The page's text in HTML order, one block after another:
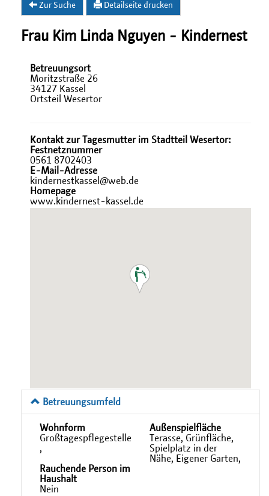
Zur Suche Detailseite drucken
Frau Kim Linda Nguyen - Kindernest
Betreuungsort
Moritzstraße 26
34127 Kassel
Ortsteil Wesertor
Kontakt zur Tagesmutter im Stadtteil Wesertor:
Festnetznummer
0561 8702403
E-Mail-Adresse
kindernestkassel@web.de
Homepage
www.kindernest-kassel.de
Betreuungsumfeld
Wohnform
Großtagespflegestelle
,
Außenspielfläche
Terasse, Grünfläche,
Spielplatz in der
Nähe, Eigener Garten,
Rauchende Person im
Haushalt
Nein